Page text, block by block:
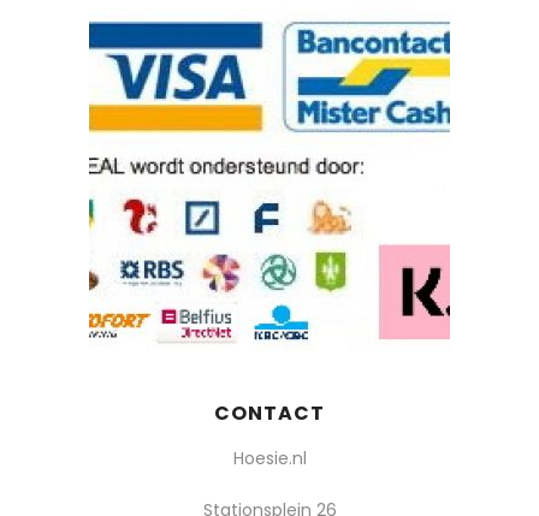
CONTACT
Hoesie.nl
Stationsplein 26